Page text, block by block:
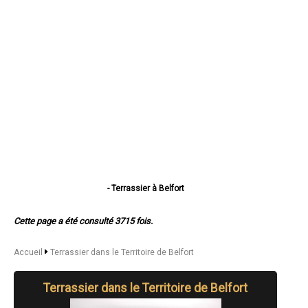
- Terrassier à Belfort
- Terrassier à Beaucourt
- Terrassier à Danjoutin
- Terrassier à Essert
- Terrassier à Grandvillars
Cette page a été consulté 3715 fois.
Accueil Terrassier dans le Territoire de Belfort
Terrassier dans le Territoire de Belfort